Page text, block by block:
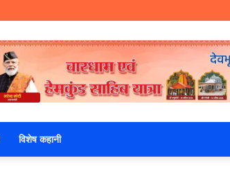
विशेष कहानी